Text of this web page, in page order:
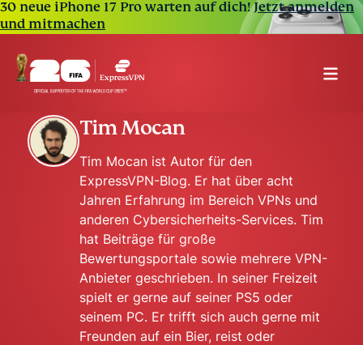
30 neue iPhone 17 Pro warten auf dich!Jetzt anmelden
und mitmachen
Tim Mocan
Tim Mocan ist Autor für den
ExpressVPN-Blog. Er hat über acht
Jahren Erfahrung im Bereich VPNs und
anderen Cybersicherheits-Services. Tim
hat Beiträge für große
Bewertungsportale sowie mehrere VPN-
Anbieter geschrieben. In seiner Freizeit
spielt er gerne auf seiner PS5 oder
seinem PC. Er trifft sich auch gerne mit
Freunden auf ein Bier, reist oder